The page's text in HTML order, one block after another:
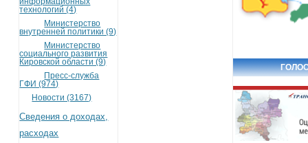
технологий (4)
Министерство
внутренней политики (9)
Министерство
социального развития
Кировской области (9)
Пресс-служба
ГФИ (974)
Новости (3167)
Сведения о доходах,
расходах